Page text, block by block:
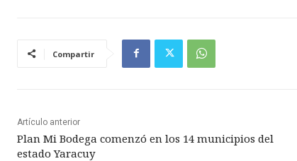
Compartir
Artículo anterior
Plan Mi Bodega comenzó en los 14 municipios del
estado Yaracuy